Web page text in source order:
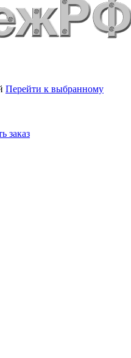
Перейти к выбранному
заказ